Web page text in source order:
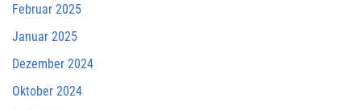
Februar 2025
Januar 2025
Dezember 2024
Oktober 2024